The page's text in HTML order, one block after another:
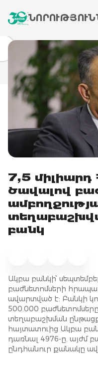
7,5
ծավալով
բանկ
Ակբա բանկի՝
բաժնետոմսերի
ավարտված է: Բանկի
500.000
տեղաբաշխման
հայտատուից Ակբա
դառնալ 4976-ը. այժմ
ընդհանուր քանակը